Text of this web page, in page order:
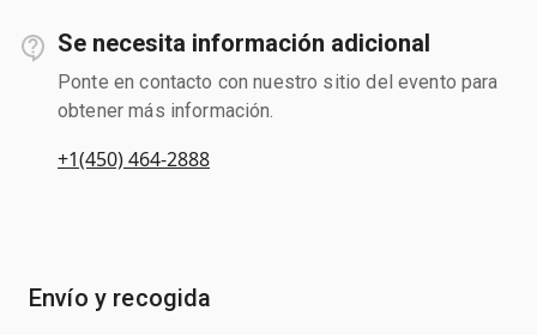
Se necesita información adicional
Ponte en contacto con nuestro sitio del evento para
obtener más información.
+1(450) 464-2888
Envío y recogida